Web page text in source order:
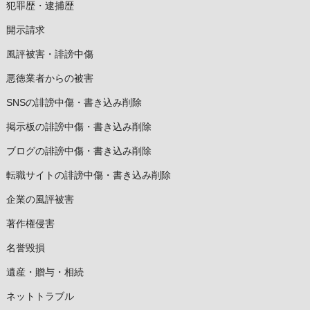
犯罪歴・逮捕歴
開示請求
風評被害・誹謗中傷
悪徳業者からの被害
SNSの誹謗中傷・書き込み削除
掲示板の誹謗中傷・書き込み削除
ブログの誹謗中傷・書き込み削除
転職サイトの誹謗中傷・書き込み削除
企業の風評被害
著作権侵害
名誉毀損
遺産・贈与・相続
ネットトラブル